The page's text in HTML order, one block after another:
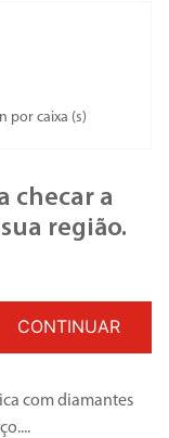
por caixa (s)
checar a
região.
CONTINUAR
com diamantes
...